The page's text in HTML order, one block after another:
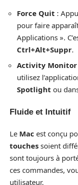
Force Quit :
pour faire
Applications ».
Ctrl+Alt+Suppr.
Activity Monitor
utilisez
Spotlight ou
Fluide et Intuitif
Le Mac est conçu
touches soient
sont toujours à
ces commandes,
utilisateur.